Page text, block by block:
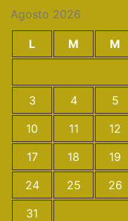
Agosto 2026
L M M
3
4 5
10
11 12
17
18 19
24
25 26
31